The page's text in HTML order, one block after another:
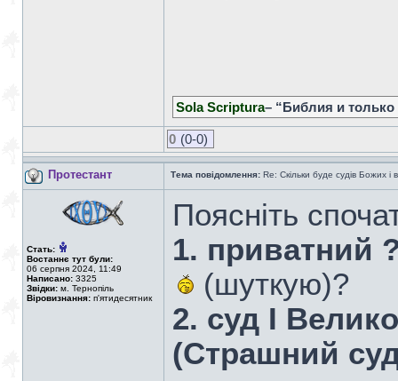
Sola Scriptura– “Библия и
0 (0-0)
Протестант Тема повідомлення: Re: Скільки буде судів Божих і
Стать:
Востаннє тут були:
06 серпня 2024, 11:49
Написано: 3325
Звідки: м. Тернопіль
Віровизнання: п'ятидесятник
Поясніть
1. приватний
(шуткую)?
2. суд І
(Страшний